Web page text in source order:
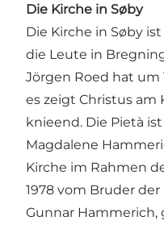
Die Kirche in Søby
Die Kirche in Søby
die Leute in
Jörgen Roed hat um
es zeigt Christus am
knieend. Die Pietà
Magdalene
Kirche im Rahmen
1978 vom Bruder
Gunnar Hammerich,